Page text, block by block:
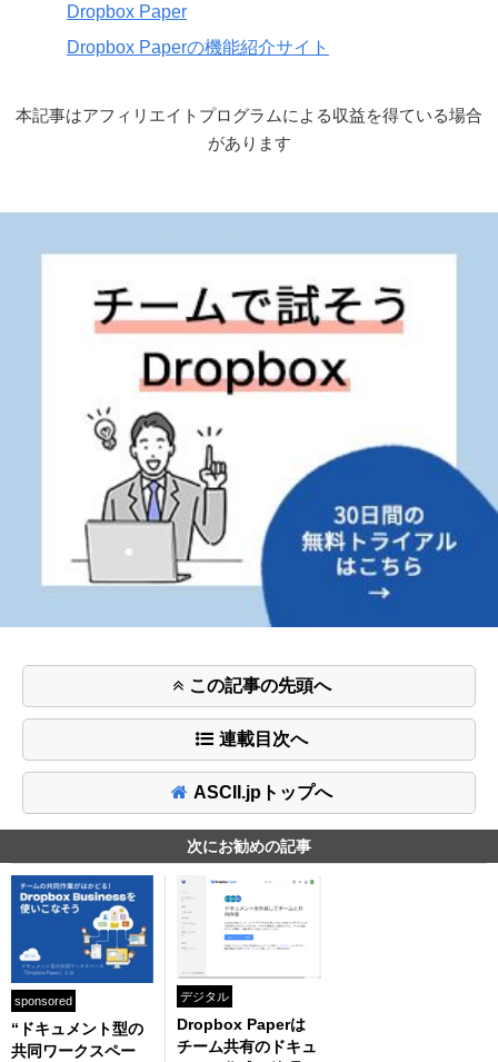
Dropbox Paper
Dropbox Paperの機能紹介サイト
本記事はアフィリエイトプログラムによる収益を得ている場合
があります
この記事の先頭へ
連載目次へ
ASCII.jpトップへ
次にお勧めの記事
sponsored
“ドキュメント型の
共同ワークスペー
デジタル
Dropbox Paperは
チーム共有のドキュ